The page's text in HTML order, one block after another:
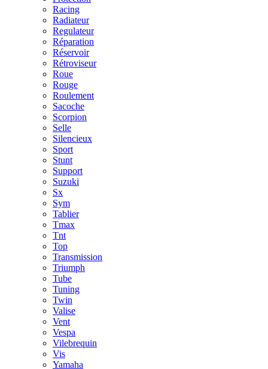
Racing
Radiateur
Regulateur
Réparation
Réservoir
Rétroviseur
Roue
Rouge
Roulement
Sacoche
Scorpion
Selle
Silencieux
Sport
Stunt
Support
Suzuki
Sx
Sym
Tablier
Tmax
Tnt
Top
Transmission
Triumph
Tube
Tuning
Twin
Valise
Vent
Vespa
Vilebrequin
Vis
Yamaha